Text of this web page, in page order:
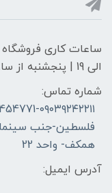
الی 19 | پنجشنبه از ساعت 10 الی 14
شماره تماس:
فلسطین-جنب
همکف- واحد 22
آدرس ایمیل: